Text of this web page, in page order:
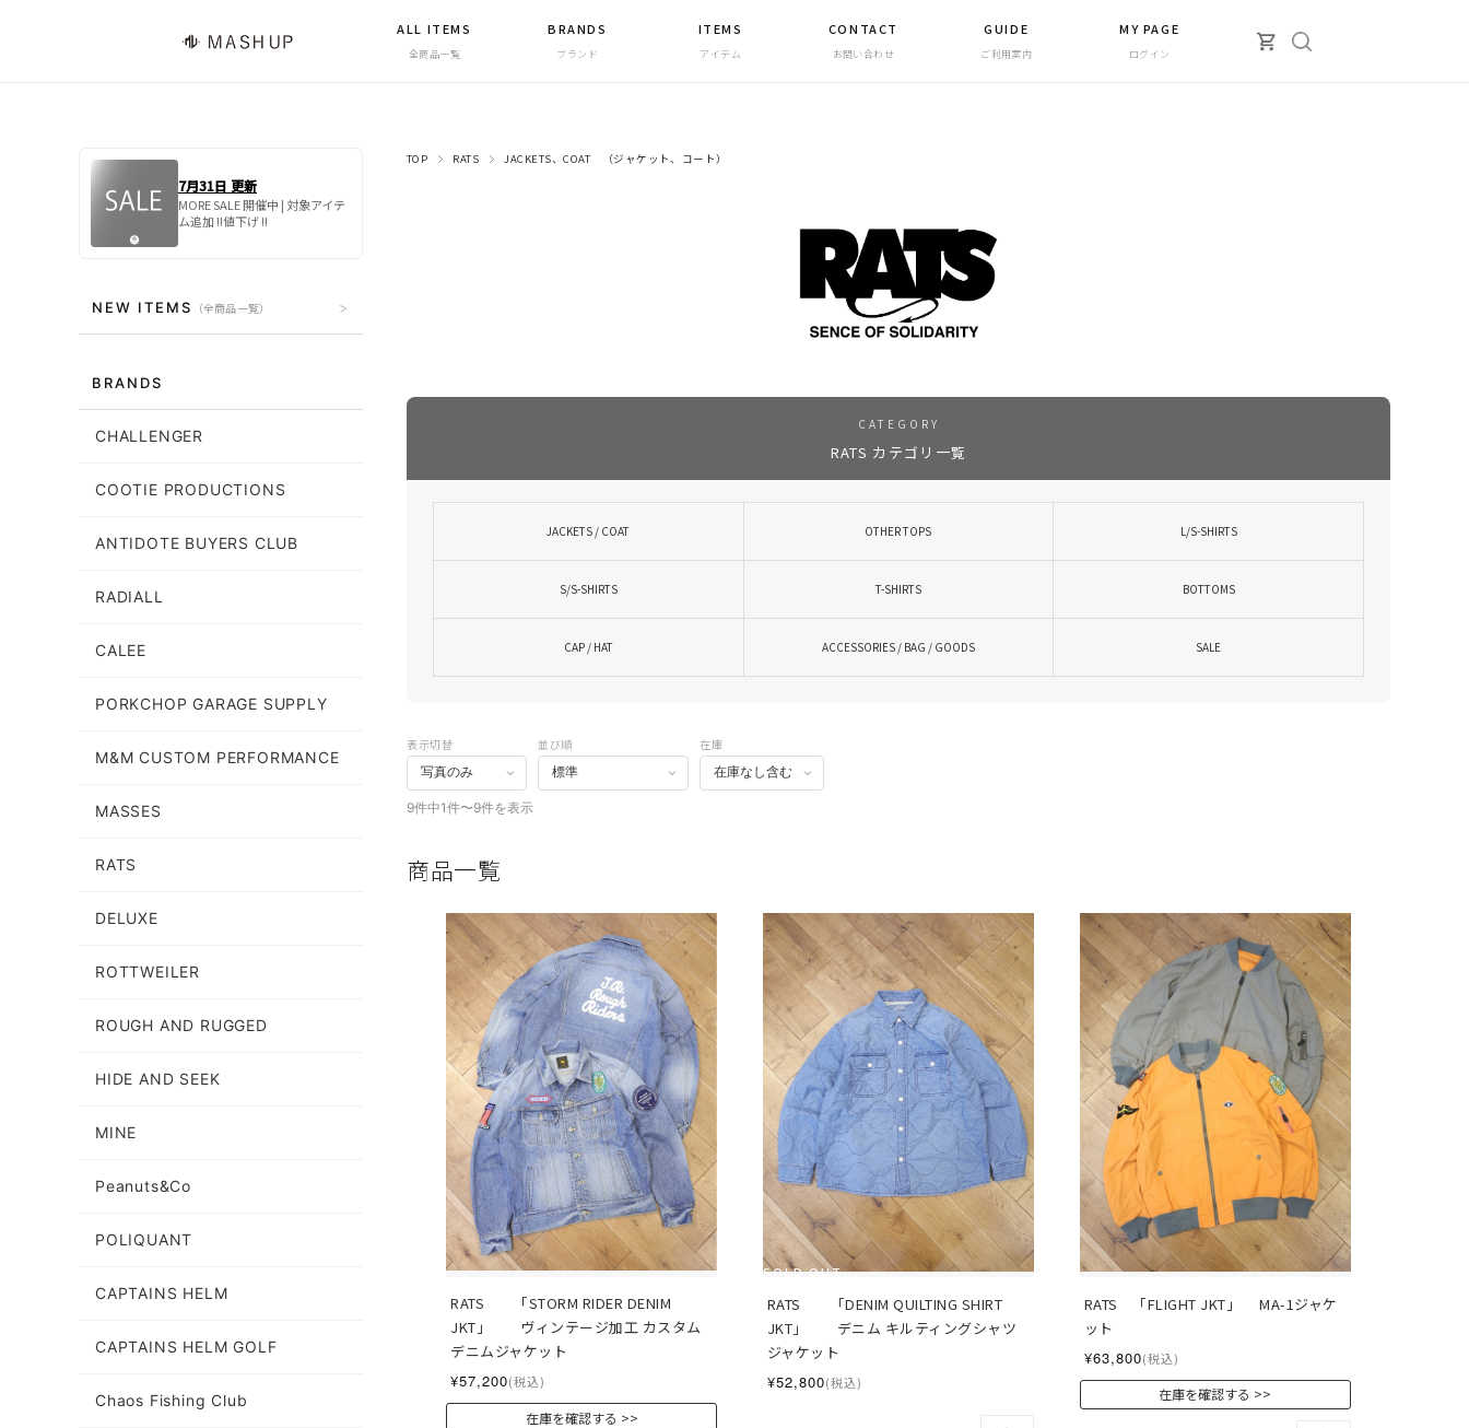
ALL ITEMS
全商品一覧
BRANDS
ブランド
ITEMS
アイテム
CONTACT
お問い合わせ
GUIDE
ご利用案内
MY PAGE
ログイン
TOP RATS JACKETS、COAT （ジャケット、コート）
CATEGORY
RATS カテゴリ一覧
JACKETS / COAT OTHER TOPS L/S-SHIRTS
S/S-SHIRTS T-SHIRTS BOTTOMS
CAP / HAT ACCESSORIES / BAG / GOODS SALE
表示切替 並び順 在庫
9件中1件〜9件を表示
商品一覧
RATS　　「STORM RIDER DENIM
JKT」　　ヴィンテージ加工 カスタム
デニムジャケット
¥57,200(税込)
在庫を確認する
SOLD OUT
RATS　　「DENIM QUILTING SHIRT
JKT」　　デニム キルティングシャツ
ジャケット
¥52,800(税込)
RATS　「FLIGHT JKT」　 MA-1ジャケ
ット
¥63,800(税込)
在庫を確認する
7月31日 更新
MORE SALE 開催中 | 対象アイテ
ム追加 !!値下げ !!
NEW ITEMS （全商品一覧）
BRANDS
CHALLENGER
COOTIE PRODUCTIONS
ANTIDOTE BUYERS CLUB
RADIALL
CALEE
PORKCHOP GARAGE SUPPLY
M&M CUSTOM PERFORMANCE
MASSES
RATS
DELUXE
ROTTWEILER
ROUGH AND RUGGED
HIDE AND SEEK
MINE
Peanuts&Co
POLIQUANT
CAPTAINS HELM
CAPTAINS HELM GOLF
Chaos Fishing Club